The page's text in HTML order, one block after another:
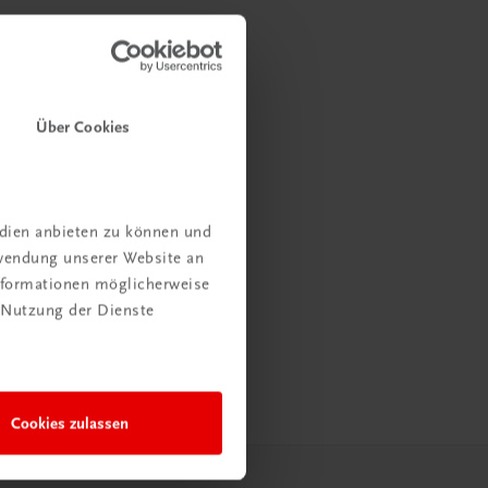
Über Cookies
anbieten zu können und
unserer Website an
möglicherweise
der Dienste
Cookies zulassen